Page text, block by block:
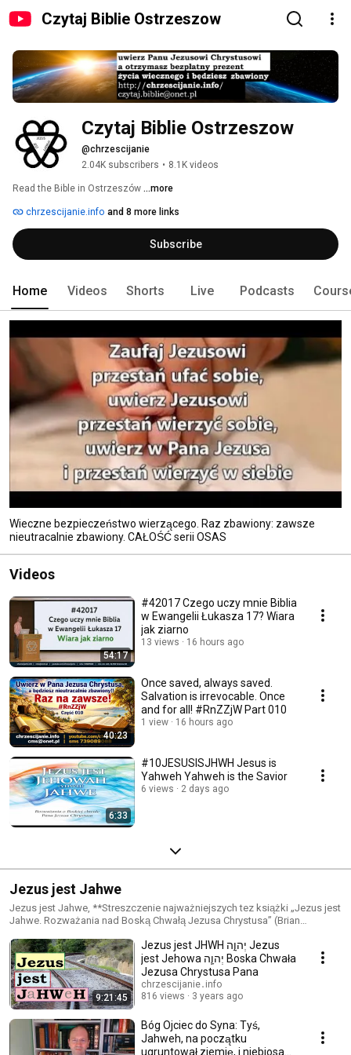
Czytaj Biblie Ostrzeszow
Czytaj Biblie Ostrzeszow
@chrzescijanie
2.04K subscribers • 8.1K videos
Read the Bible in Ostrzeszów ...more
chrzescijanie.info and 8 more links
Subscribe
Home Videos Shorts Live Podcasts
Wieczne bezpieczeństwo wierzącego. Raz zbawiony: zawsze
nieutracalnie zbawiony. CAŁOŚĆ serii OSAS
Videos
54:17
#42017 Czego uczy mnie Biblia
w Ewangelii Łukasza 17? Wiara
jak ziarno
13 views 16 hours ago
40:23
Once saved, always saved.
Salvation is irrevocable. Once
and for all! #RnZZjW Part 010
1 view 16 hours ago
6:33
#10JESUSISJHWH Jesus is
Yahweh Yahweh is the Savior
6 views 2 days ago
Jezus jest Jahwe
Jezus jest Jahwe, **Streszczenie najważniejszych tez książki „Jezus jest
Jahwe. Rozważania nad Boską Chwałą Jezusa Chrystusa” (Brian
jest Jahwe (JHWH), Bogiem objawionym w Starym Testamencie**, a
Nowy Testament wielokrotnie przypisuje Mu tytuły, cechy, dzieła i
proroctwa odnoszące się wyłącznie do Jahwe. Najważniejsze argumenty
przedstawione w książce: 1. **Proroctwa Starego Testamentu wypełniają
się w Jezusie** Autor wskazuje, że wiele proroctw odnoszących się do
Jahwe Nowy Testament stosuje bezpośrednio do Jezusa. Dotyczy to
zwłaszcza ksiąg Izajasza, Micheasza, Jeremiasza i Zachariasza. 2.
**Jezus jest „Bogiem z nami” (Emmanuel)** Proroctwo Izajasza o
Emmanuelu autor interpretuje jako zapowiedź wcielenia samego Boga, a
9:21:45
Jezus jest JHWH יְהוָ֣ה Jezus
jest Jehowa יְהוָ֧ה Boska Chwała
Jezusa Chrystusa Pana
chrzescijanie․info
816 views
3 years ago
Bóg Ojciec do Syna: Tyś,
Jahweh, na początku
ugruntował ziemię, i niebiosa